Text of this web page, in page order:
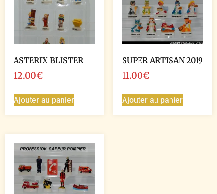
ASTERIX BLISTER
12.00€
Ajouter au panier
SUPER ARTISAN 2019
11.00€
Ajouter au panier